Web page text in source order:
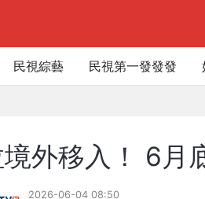
民視綜藝 民視第一發發發
外移入！ 6月
2026-06-04 08:50